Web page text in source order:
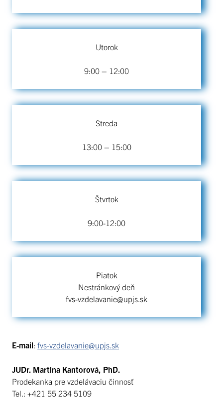
Utorok
9:00 – 12:00
Streda
13:00 – 15:00
Štvrtok
9:00-12:00
Piatok
Nestránkový deň
fvs-vzdelavanie@upjs.sk
E-mail: fvs-vzdelavanie@upjs.sk
JUDr. Martina Kantorová, PhD.
Prodekanka pre vzdelávaciu činnosť
Tel.: +421 55 234 5109